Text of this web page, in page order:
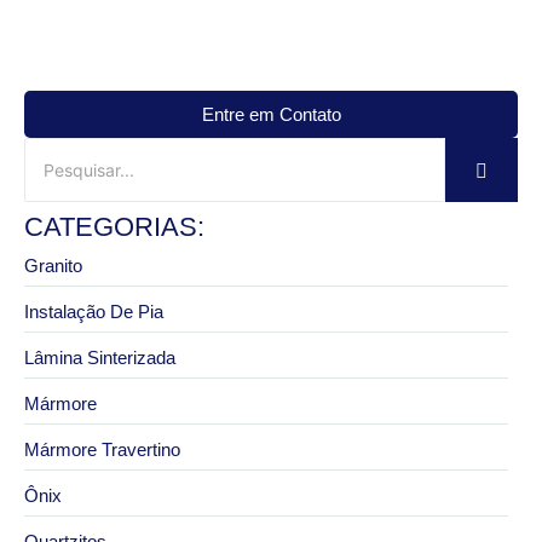
Entre em Contato
CATEGORIAS:
Granito
Instalação De Pia
Lâmina Sinterizada
Mármore
Mármore Travertino
Ônix